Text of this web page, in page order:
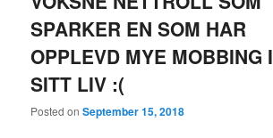
SPARKER EN SOM HAR
OPPLEVD MYE MOBBING I
SITT LIV :(
Posted onSeptember 15, 2018